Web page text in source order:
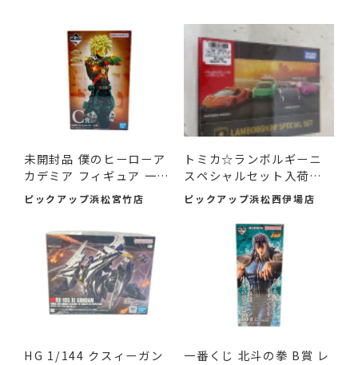
未開封品 僕のヒーローア
カデミア フィギュア 一
番...
ピックアップ浜松宮竹店
トミカ☆ランボルギーニ
スペシャルセット入荷し
まし...
ピックアップ浜松西伊場店
HG 1/144 クスィーガン
一番くじ 北斗の拳 B賞 レ